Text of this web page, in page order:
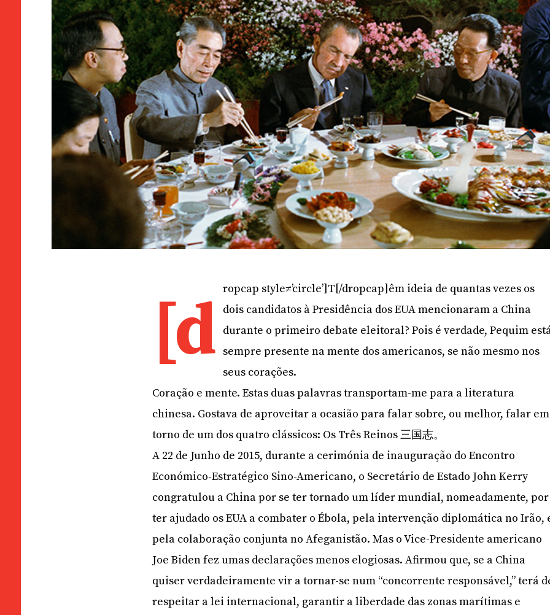
[d ropcap style≠’circle’]T[/dropcap]êm ideia de quantas vezes os
dois candidatos à Presidência dos EUA mencionaram a China
durante o primeiro debate eleitoral? Pois é verdade, Pequim
sempre presente na mente dos americanos, se não mesmo nos
seus corações.
Coração e mente. Estas duas palavras transportam-me para a literatura
chinesa. Gostava de aproveitar a ocasião para falar sobre, ou melhor, falar em
torno de um dos quatro clássicos: Os Três Reinos 三国志。
A 22 de Junho de 2015, durante a cerimónia de inauguração do Encontro
Económico-Estratégico Sino-Americano, o Secretário de Estado John Kerry
congratulou a China por se ter tornado um líder mundial, nomeadamente, por
ter ajudado os EUA a combater o Ébola, pela intervenção diplomática no Irão,
pela colaboração conjunta no Afeganistão. Mas o Vice-Presidente americano
Joe Biden fez umas declarações menos elogiosas. Afirmou que, se a China
quiser verdadeiramente vir a tornar-se num “concorrente responsável,” terá
respeitar a lei internacional, garantir a liberdade das zonas marítimas e